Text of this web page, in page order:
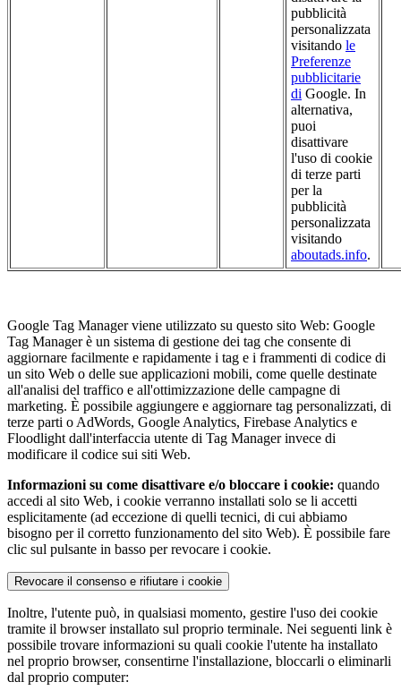
pubblicità
personalizzata
visitando le
Preferenze
pubblicitarie
di Google. In
alternativa,
puoi
disattivare
l'uso di cookie
di terze parti
per la
pubblicità
personalizzata
visitando
aboutads.info.
Google Tag Manager viene utilizzato su questo sito Web: Google
Tag Manager è un sistema di gestione dei tag che consente di
aggiornare facilmente e rapidamente i tag e i frammenti di codice di
un sito Web o delle sue applicazioni mobili, come quelle destinate
all'analisi del traffico e all'ottimizzazione delle campagne di
marketing. È possibile aggiungere e aggiornare tag personalizzati, di
terze parti o AdWords, Google Analytics, Firebase Analytics e
Floodlight dall'interfaccia utente di Tag Manager invece di
modificare il codice sui siti Web.
Informazioni su come disattivare e/o bloccare i cookie: quando
accedi al sito Web, i cookie verranno installati solo se li accetti
esplicitamente (ad eccezione di quelli tecnici, di cui abbiamo
bisogno per il corretto funzionamento del sito Web). È possibile fare
clic sul pulsante in basso per revocare i cookie.
Revocare il consenso e rifiutare i cookie
Inoltre, l'utente può, in qualsiasi momento, gestire l'uso dei cookie
tramite il browser installato sul proprio terminale. Nei seguenti link è
possibile trovare informazioni su quali cookie l'utente ha installato
nel proprio browser, consentirne l'installazione, bloccarli o eliminarli
dal proprio computer: